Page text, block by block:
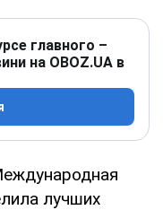
главного –
на OBOZ.UA в
лучших